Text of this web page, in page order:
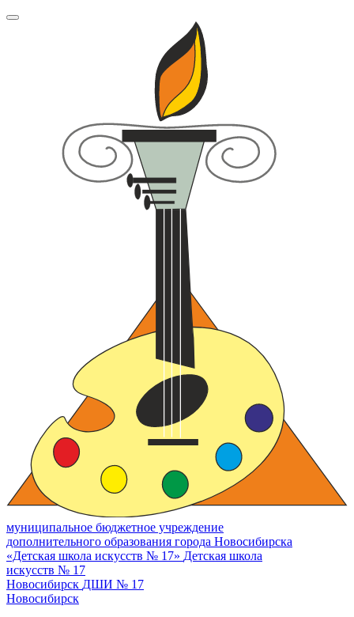
муниципальное бюджетное учреждение
дополнительного образования города Новосибирска
«Детская школа искусств № 17» Детская школа
искусств № 17
Новосибирск ДШИ № 17
Новосибирск